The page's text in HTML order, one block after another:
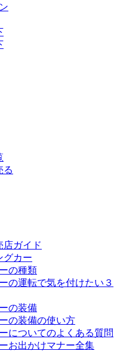
る
店ガイド
グカー
の種類
の運転で気を付けたい３
の装備
の装備の使い方
についてのよくある質問
お出かけマナー全集